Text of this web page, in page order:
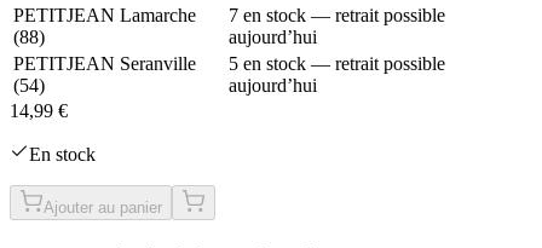
PETITJEAN Lamarche
(88)
7 en stock — retrait possible
aujourd’hui
PETITJEAN Seranville
(54)
5 en stock — retrait possible
aujourd’hui
14,99 €
En stock
Ajouter au panier